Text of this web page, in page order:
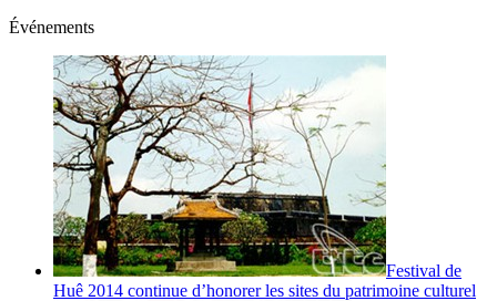
Événements
Festival de
Huê 2014 continue d’honorer les sites du patrimoine culturel